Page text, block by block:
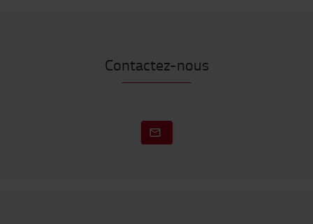
Contactez-nous